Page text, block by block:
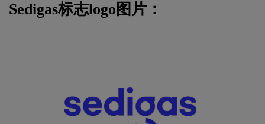
Sedigas标志logo图片：